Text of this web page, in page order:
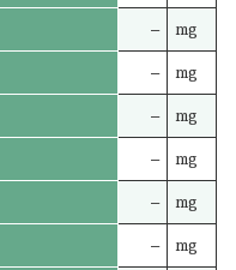
– mg
– mg
– mg
– mg
– mg
– mg